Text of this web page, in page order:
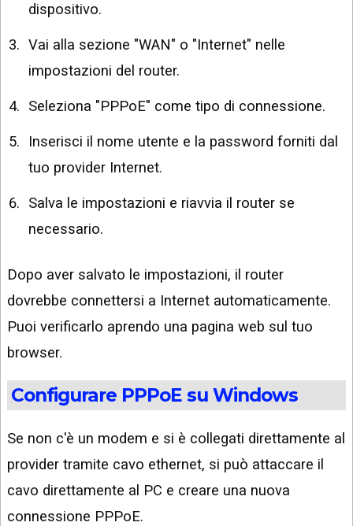
dispositivo.
Vai alla sezione "WAN" o "Internet" nelle
impostazioni del router.
Seleziona "PPPoE" come tipo di connessione.
Inserisci il nome utente e la password forniti dal
tuo provider Internet.
Salva le impostazioni e riavvia il router se
necessario.
Dopo aver salvato le impostazioni, il router
dovrebbe connettersi a Internet automaticamente.
Puoi verificarlo aprendo una pagina web sul tuo
browser.
Configurare PPPoE su Windows
Se non c'è un modem e si è collegati direttamente al
provider tramite cavo ethernet, si può attaccare il
cavo direttamente al PC e creare una nuova
connessione PPPoE.